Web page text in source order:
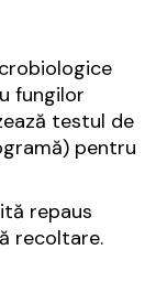
fungilor
testul de
pentru
repaus
recoltare.